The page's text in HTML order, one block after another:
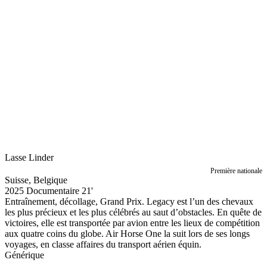
Lasse Linder
Première nationale
Suisse, Belgique
2025 Documentaire 21'
Entraînement, décollage, Grand Prix. Legacy est l’un des chevaux
les plus précieux et les plus célébrés au saut d’obstacles. En quête de
victoires, elle est transportée par avion entre les lieux de compétition
aux quatre coins du globe. Air Horse One la suit lors de ses longs
voyages, en classe affaires du transport aérien équin.
Générique